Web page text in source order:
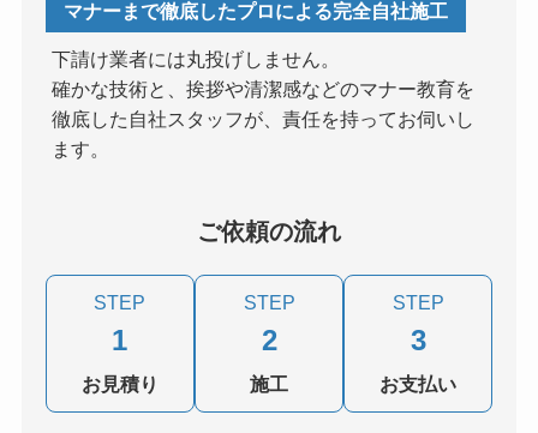
マナーまで徹底したプロによる完全自社施工
下請け業者には丸投げしません。
確かな技術と、挨拶や清潔感などのマナー教育を
徹底した自社スタッフが、責任を持ってお伺いし
ます。
ご依頼の流れ
STEP
1
お見積り
STEP
2
施工
STEP
3
お支払い